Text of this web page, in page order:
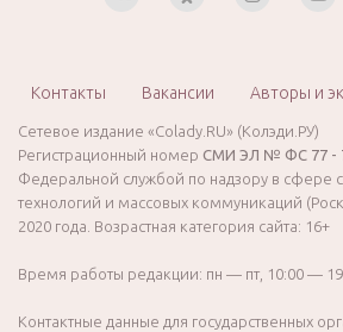
Контакты Вакансии Авторы и
Сетевое издание «Colady.RU» (Колэди.РУ)
Регистрационный номер СМИ ЭЛ № ФС 77 -
Федеральной службой по надзору в сфере
технологий и массовых коммуникаций
2020 года. Возрастная категория сайта: 16+
Время работы редакции: пн — пт, 10:00 —
Контактные данные для государственных